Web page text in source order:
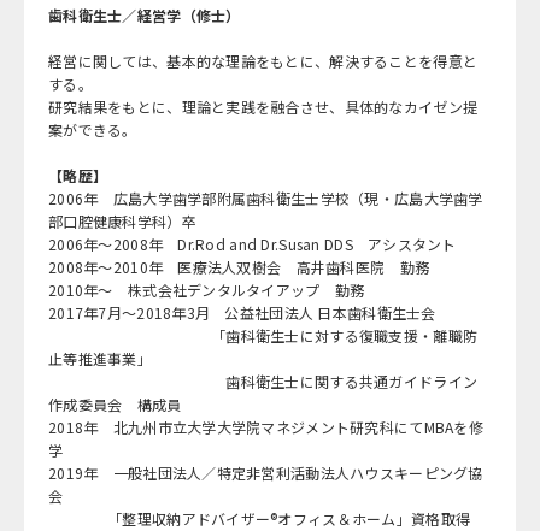
歯科衛生士／経営学（修士）
経営に関しては、基本的な理論をもとに、解決することを得意と
する。
研究結果をもとに、理論と実践を融合させ、具体的なカイゼン提
案ができる。
【略歴】
2006年 広島大学歯学部附属歯科衛生士学校（現・広島大学歯学
部口腔健康科学科）卒
2006年～2008年 Dr.Rod and Dr.Susan DDS アシスタント
2008年～2010年 医療法人双樹会 高井歯科医院 勤務
2010年～ 株式会社デンタルタイアップ 勤務
2017年7月～2018年3月 公益社団法人 日本歯科衛生士会
「歯科衛生士に対する復職支援・離職防
止等推進事業」
歯科衛生士に関する共通ガイドライン
作成委員会 構成員
2018年 北九州市立大学大学院マネジメント研究科にてMBAを修
学
2019年 一般社団法人／特定非営利活動法人ハウスキーピング協
会
「整理収納アドバイザー®オフィス＆ホーム」資格取得